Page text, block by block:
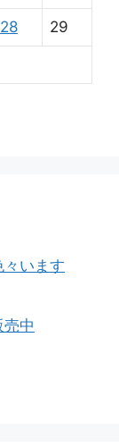
28 29
います
中